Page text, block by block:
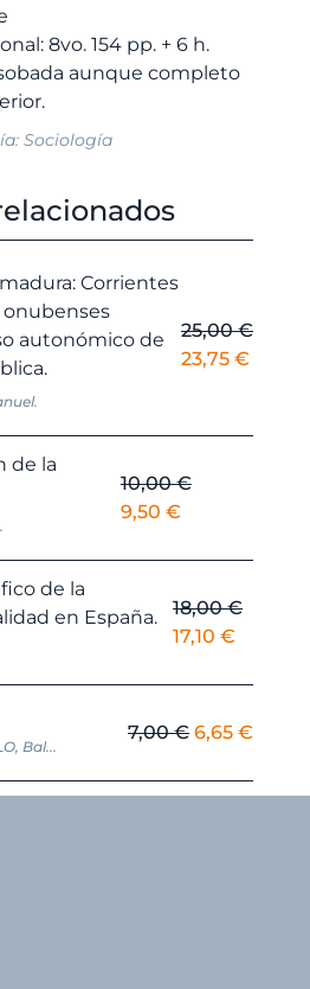
8vo. 154 pp. + 6 h.
aunque completo
Sociología
Corrientes
autonómico de
25,00€
El
era:
25,00 €.
23,75 €
es:
de la
10,00€
El
original
10,00 €.
9,50 €El
actual
es:
9,50 €.
de la
en España.
18,00€
El
original
era:
18,00 €.
17,10€
actual
es:
Bal...
7,00€ El
original
6,65 €